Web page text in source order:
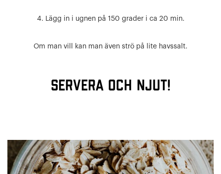
4. Lägg in i ugnen på 150 grader i ca 20 min.
Om man vill kan man även strö på lite havssalt.
Servera och njut!